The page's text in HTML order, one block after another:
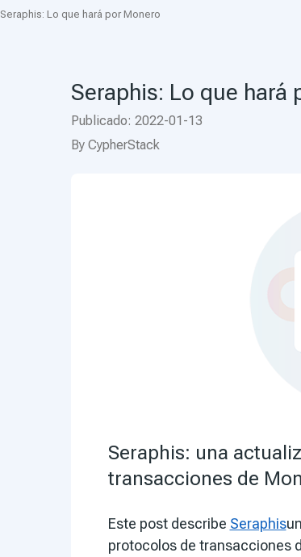
Seraphis: Lo que hará por Monero
Seraphis: Lo que hará
Publicado: 2022-01-13
By CypherStack
Seraphis: una
transacciones de
Este post describe Seraphis
protocolos de transacciones